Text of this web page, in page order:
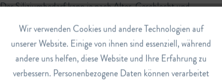
Der Siliziumbedarf kann je nach Alter, Geschlecht und
Siliziumbedarf für Erwachsene etwa 20-50 mg. Schwangere
und stillende Frauen haben einen leicht erhöhten Bedarf, da sie
auch den Bedarf ihres Kindes decken müssen.
Funktionale Aktiv
Marketing Inaktiv
Wir verwenden Cookies und andere Technologien auf
unserer Website. Einige von ihnen sind essenziell, während
andere uns helfen, diese Website und Ihre Erfahrung zu
verbessern. Personenbezogene Daten können verarbeitet